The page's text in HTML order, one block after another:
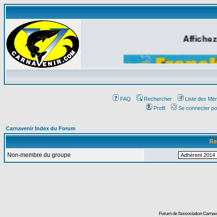
FAQ Rechercher
Liste des
Profil
Se connecter
Carnavenir Index du Forum
Non-membre du groupe
Forum de l'association